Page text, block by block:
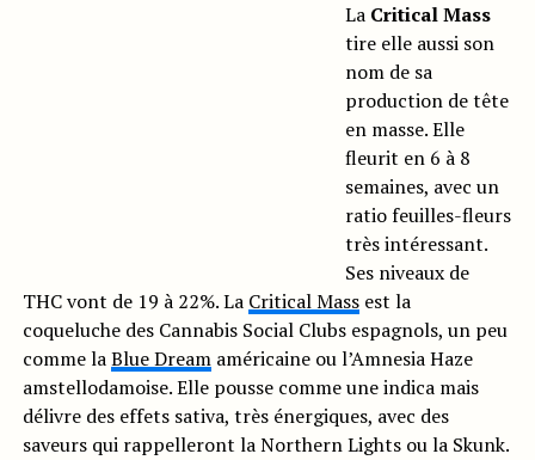
La Critical Mass
tire elle aussi son
nom de sa
production de tête
en masse. Elle
fleurit en 6 à 8
semaines, avec un
ratio feuilles-fleurs
très intéressant.
Ses niveaux de
THC vont de 19 à 22%. La Critical Massest la
coqueluche des Cannabis Social Clubs espagnols, un peu
comme laBlue Dreamaméricaine ou l’Amnesia Haze
amstellodamoise. Elle pousse comme une indica mais
délivre des effets sativa, très énergiques, avec des
saveurs qui rappelleront la Northern Lights ou la Skunk.